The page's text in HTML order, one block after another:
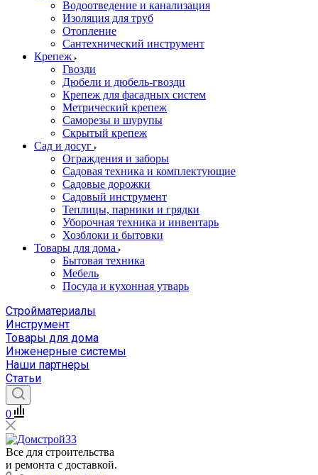
Водоотведение и канализация
Изоляция для труб
Отопление
Сантехнический инструмент
Крепеж
Гвозди
Дюбели и дюбель-гвозди
Крепеж для фасадных систем
Метрический крепеж
Саморезы и шурупы
Скрытый крепеж
Сад и досуг
Ограждения и заборы
Садовая техника и комплектующие
Садовые дорожки
Садовый инструмент
Теплицы, парники и грядки
Уборочная техника и инвентарь
Хозблоки и бытовки
Товары для дома
Бытовая техника
Мебель
Посуда и кухонная утварь
Стройматериалы
Инструмент
Товары для дома
Инженерные системы
Наши партнеры
Статьи
0
Все для строительства
и ремонта с доставкой.